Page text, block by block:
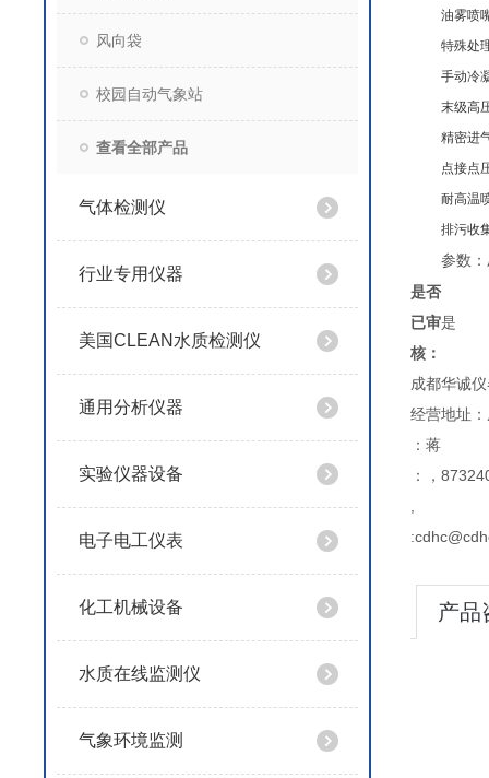
风向袋
校园自动气象站
查看全部产品
气体检测仪
行业专用仪器
美国CLEAN水质检测仪
通用分析仪器
实验仪器设备
电子电工仪表
化工机械设备
水质在线监测仪
气象环境监测
油雾喷
特殊处
手动冷
末级高
精密进
点接点
耐高温
排污收
参数：
是否
已审
核：
是
成都华诚
经营地址
：蒋
：，
产品